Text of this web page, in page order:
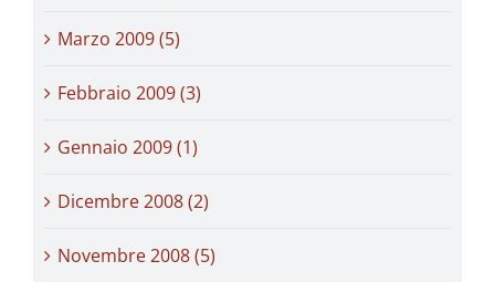
Marzo 2009 (5)
Febbraio 2009 (3)
Gennaio 2009 (1)
Dicembre 2008 (2)
Novembre 2008 (5)